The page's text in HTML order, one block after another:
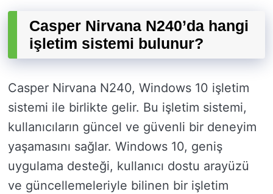
Casper Nirvana N240’da hangi
işletim sistemi bulunur?
Casper Nirvana N240, Windows 10 işletim
sistemi ile birlikte gelir. Bu işletim sistemi,
kullanıcıların güncel ve güvenli bir deneyim
yaşamasını sağlar. Windows 10, geniş
uygulama desteği, kullanıcı dostu arayüzü
ve güncellemeleriyle bilinen bir işletim